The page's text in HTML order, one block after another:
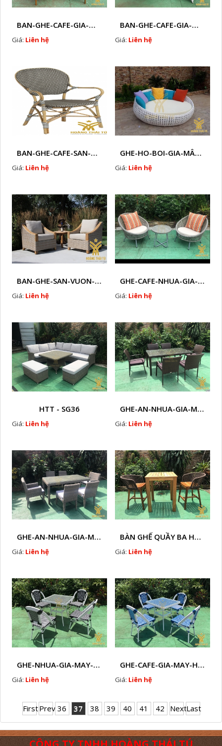
BAN-GHE-CAFE-GIA-MAY-HTT - 228
Giá: Liên hệ
BAN-GHE-CAFE-GIA-MAY-HTT - 226
Giá: Liên hệ
BAN-GHE-CAFE-SAN-VUON-MAY-NHUA-HTT-271
Giá: Liên hệ
GHE-HO-BOI-GIA-MÂY- HTT - HB12
Giá: Liên hệ
BAN-GHE-SAN-VUON-MAY-NHUA-HTTUYT1
Giá: Liên hệ
GHE-CAFE-NHUA-GIA-MAY- HTT - LS131
Giá: Liên hệ
HTT - SG36
Giá: Liên hệ
GHE-AN-NHUA-GIA-MAY- HTT - B39
Giá: Liên hệ
GHE-AN-NHUA-GIA-MAY- HTT - B40
Giá: Liên hệ
BÀN GHẾ QUẦY BA HTT - GB31
Giá: Liên hệ
GHE-NHUA-GIA-MAY-HTT - L126
Giá: Liên hệ
GHE-CAFE-GIA-MAY-HTT - L125
Giá: Liên hệ
FirstPrev 36 37 38 39 40 41 42 NextLast